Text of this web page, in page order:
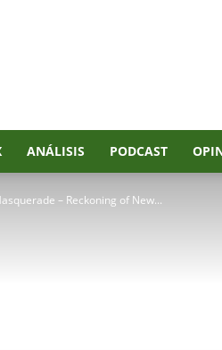
ANÁLISIS PODCAST
– Reckoning of New...